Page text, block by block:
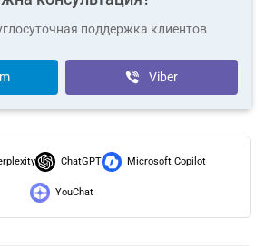
поддержка клиентов
Viber
ChatGPT Microsoft Copilot
YouChat